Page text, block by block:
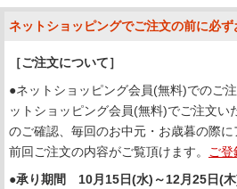
ネットショッピングでご注文の前に必
［ご注文について］
●ネットショッピング会員(無料)でのご
ットショッピング会員(無料)でご注文い
のご確認、毎回のお中元・お歳暮の際に
前回ご注文の内容がご覧頂けます。
ご登
●承り期間 10月15日(水)～12月25日(